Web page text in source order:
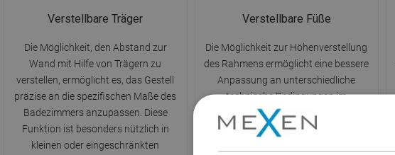
Verstellbare Träger
Die Möglichkeit, den Abstand zur
Wand mit Hilfe von Trägern zu
verstellen, ermöglicht es, das Gestell
präzise an die spezifischen Maße des
Badezimmers anzupassen. Diese
Funktion ist besonders nützlich in
kleinen oder eingeschränkten
Verstellbare Füße
Die Möglichkeit zur Höhenverstellung
des Rahmens ermöglicht eine bessere
Anpassung an unterschiedliche
technische Bedingungen im
Badezimmer. Der flexible
Verstellbereich sorgt für eine bequeme